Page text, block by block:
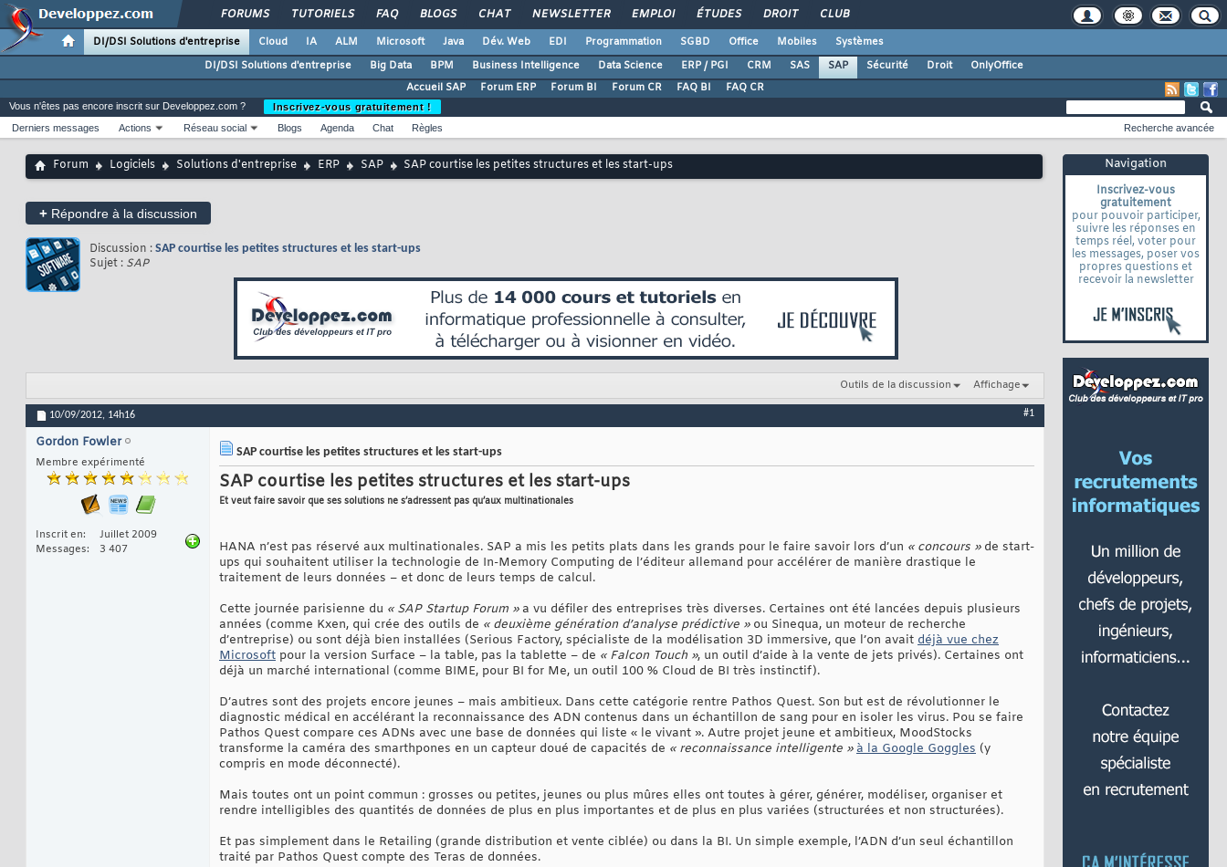
FORUMS TUTORIELS FAQ BLOGS CHAT NEWSLETTER EMPLOI ÉTUDES DROIT CLUB
DI/DSI Solutions d'entreprise Cloud IA ALM Microsoft Java Dév. Web EDI Programmation SGBD Office Mobiles
Systèmes
DI/DSI Solutions d'entreprise
Big Data BPM Business Intelligence Data Science ERP / PGI CRM SAS SAP Sécurité Droit
OnlyOffice
Accueil SAP
Forum ERP Forum BI Forum CR FAQ BI FAQ CR
Navigation
Inscrivez-vous
gratuitement
pour pouvoir participer,
suivre les réponses en
temps réel, voter pour
les messages, poser vos
propres questions et
recevoir la newsletter
Vous n'êtes pas encore inscrit sur Developpez.com ?
Inscrivez-vous gratuitement !
Derniers messages
Actions Réseau social Blogs Agenda Chat Règles Recherche avancée
Forum Logiciels Solutions d'entreprise ERP SAP SAP courtise les petites structures et les start-ups
+ Répondre à la discussion
Discussion : SAP courtise les petites structures et les start-ups
Sujet : SAP
Outils de la discussion Affichage
10/09/2012, 14h16 #1
Gordon Fowler
Membre expérimenté
Inscrit en
Juillet 2009
Messages
3 407
SAP courtise les petites structures et les start-ups
SAP courtise les petites structures et les start-ups
Et veut faire savoir que ses solutions ne s’adressent pas qu’aux multinationales
HANA n’est pas réservé aux multinationales. SAP a mis les petits plats dans les grands pour le faire savoir lors d’un « concours »de start-
ups qui souhaitent utiliser la technologie de In-Memory Computing de l’éditeur allemand pour accélérer de manière drastique le
traitement de leurs données – et donc de leurs temps de calcul.
Cette journée parisienne du « SAP Startup Forum »a vu défiler des entreprises très diverses. Certaines ont été lancées depuis plusieurs
années (comme Kxen, qui crée des outils de « deuxième génération d’analyse prédictive »ou Sinequa, un moteur de recherche
d’entreprise) ou sont déjà bien installées (Serious Factory, spécialiste de la modélisation 3D immersive, que l’on avait déjà vue chez
Microsoft pour la version Surface – la table, pas la tablette – de « Falcon Touch », un outil d’aide à la vente de jets privés). Certaines ont
déjà un marché international (comme BIME, pour BI for Me, un outil 100 % Cloud de BI très instinctif).
D’autres sont des projets encore jeunes – mais ambitieux. Dans cette catégorie rentre Pathos Quest. Son but est de révolutionner le
diagnostic médical en accélérant la reconnaissance des ADN contenus dans un échantillon de sang pour en isoler les virus. Pou se faire
Pathos Quest compare ces ADNs avec une base de données qui liste « le vivant ». Autre projet jeune et ambitieux, MoodStocks
transforme la caméra des smarthpones en un capteur doué de capacités de « reconnaissance intelligente » à la Google Goggles (y
compris en mode déconnecté).
Mais toutes ont un point commun : grosses ou petites, jeunes ou plus mûres elles ont toutes à gérer, générer, modéliser, organiser et
rendre intelligibles des quantités de données de plus en plus importantes et de plus en plus variées (structurées et non structurées).
Et pas simplement dans le Retailing (grande distribution et vente ciblée) ou dans la BI. Un simple exemple, l’ADN d’un seul échantillon
traité par Pathos Quest compte des Teras de données.